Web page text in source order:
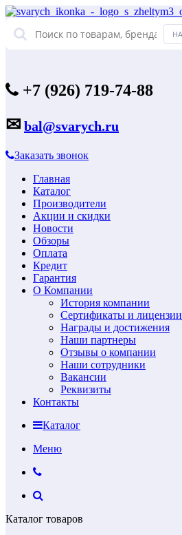
+7 (926) 719-74-88
✉ bal@svarych.ru
Заказать звонок
Главная
Каталог
Производители
Акции и скидки
Новости
Обзоры
Оплата
Кредит
Гарантия
О Компании
История компании
Сертификаты и лицензии
Награды и достижения
Наши партнеры
Отзывы о компании
Наши сотрудники
Вакансии
Реквизиты
Контакты
Каталог
Меню
Каталог товаров